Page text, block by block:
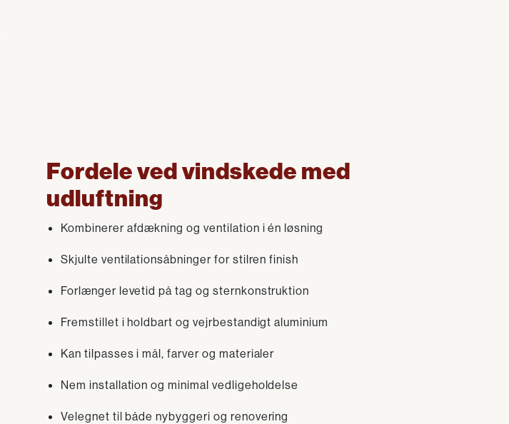
Fordele ved vindskede med
udluftning
Kombinerer afdækning og ventilation i én løsning
Skjulte ventilationsåbninger for stilren finish
Forlænger levetid på tag og sternkonstruktion
Fremstillet i holdbart og vejrbestandigt aluminium
Kan tilpasses i mål, farver og materialer
Nem installation og minimal vedligeholdelse
Velegnet til både nybyggeri og renovering